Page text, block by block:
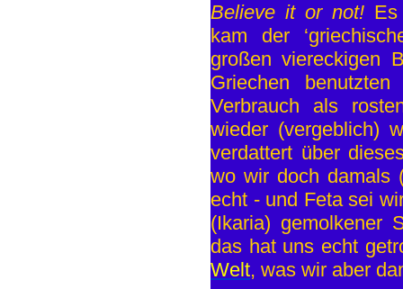
Believe it or not!Es
kam der
großen viereckigen
Griechen
Verbrauch als
wieder (vergeblich)
verdattert über
wo wir doch damals
echt - und Feta sei
(Ikaria) gemolkener
das hat uns echt
Welt, was wir aber